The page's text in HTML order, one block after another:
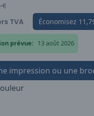
€
TVA Économisez
prévue: 13 août 2026
impression ou une